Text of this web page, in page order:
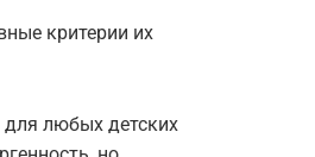
критерии их
любых детских